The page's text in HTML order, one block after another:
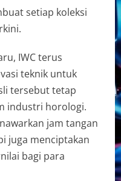
setiap koleksi
IWC terus
teknik untuk
tersebut tetap
industri horologi.
jam tangan
juga menciptakan
bagi para